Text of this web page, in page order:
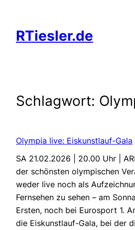
springen
RTiesler.de
Schlagwort:
Olympia live: Eiskunstlauf-Gala
SA 21.02.2026 | 20.00 Uhr |
der schönsten olympischen
weder live noch als
Fernsehen zu sehen – am
Ersten, noch bei Eurosport 1.
die Eiskunstlauf-Gala, bei der